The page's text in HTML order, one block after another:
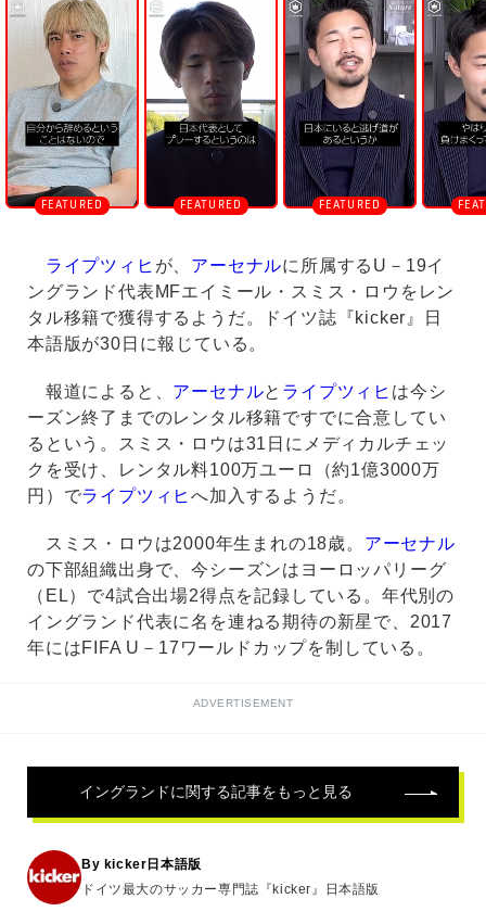
m
u
t
e
ライプツィヒ が、 アーセナルに所属するU－19イ
ングランド代表MFエイミール・スミス・ロウをレン
タル移籍で獲得するようだ。ドイツ誌『kicker』日
本語版が30日に報じている。
報道によると、 アーセナルと ライプツィヒ は今シ
ーズン終了までのレンタル移籍ですでに合意してい
るという。スミス・ロウは31日にメディカルチェッ
クを受け、レンタル料100万ユーロ（約1億3000万
円）でライプツィヒへ加入するようだ。
スミス・ロウは2000年生まれの18歳。 アーセナル
の下部組織出身で、今シーズンはヨーロッパリーグ
（EL）で4試合出場2得点を記録している。年代別の
イングランド代表に名を連ねる期待の新星で、2017
年にはFIFA U－17ワールドカップを制している。
ADVERTISEMENT
イングランドに関する記事をもっと見る
By kicker日本語版
ドイツ最大のサッカー専門誌『kicker』日本語版